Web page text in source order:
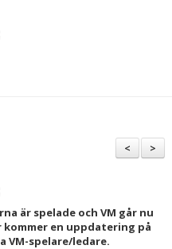
>
<
är spelade och VM går nu
en uppdatering på
VM-spelare/ledare.